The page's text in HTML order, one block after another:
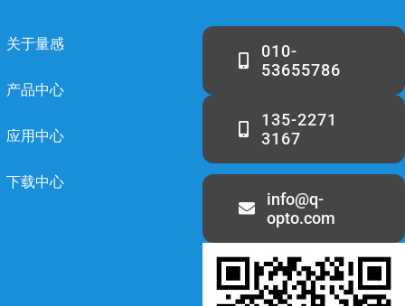
关于量感
产品中心
应用中心
下载中心
010-
53655786
135-2271
3167
info@q-
opto.com